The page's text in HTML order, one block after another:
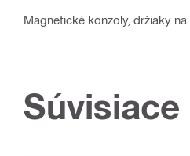
Magnetické konzoly, držiaky